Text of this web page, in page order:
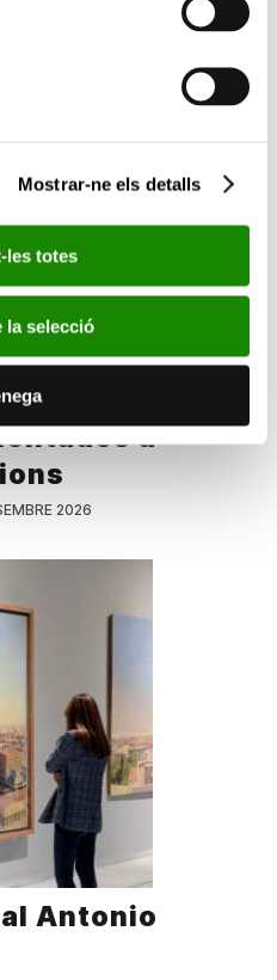
Mostrar-ne els detalls
les totes
la selecció
a
2026
Antonio